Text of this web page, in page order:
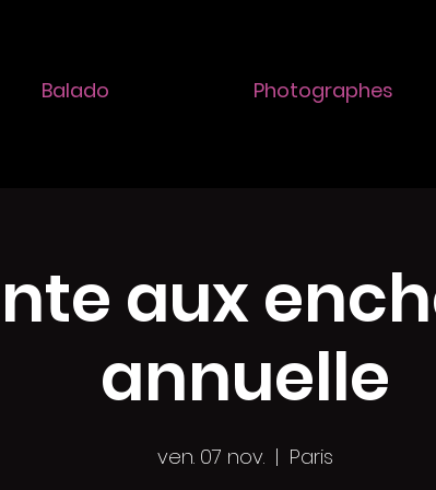
Balado Photographes
aux
annuelle
ven. 07 nov.
  |
Paris